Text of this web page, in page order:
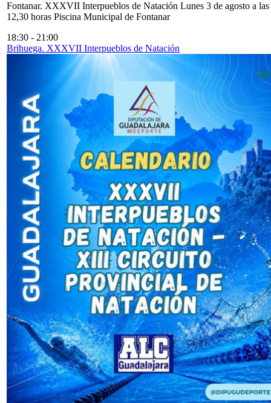
Fontanar. XXXVII Interpueblos de Natación Lunes 3 de agosto a las
12,30 horas Piscina Municipal de Fontanar
18:30 - 21:00
Brihuega. XXXVII Interpueblos de Natación